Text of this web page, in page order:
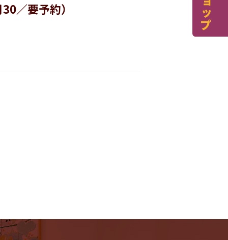
／要予約）